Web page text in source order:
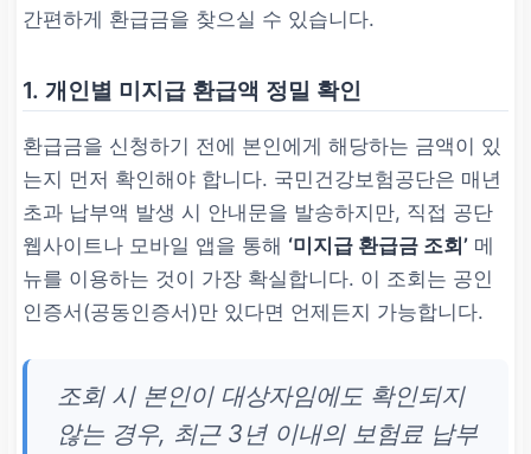
간편하게 환급금을 찾으실 수 있습니다.
1. 개인별 미지급 환급액 정밀 확인
환급금을 신청하기 전에 본인에게 해당하는 금액이 있
는지 먼저 확인해야 합니다. 국민건강보험공단은 매년
초과 납부액 발생 시 안내문을 발송하지만, 직접 공단
웹사이트나 모바일 앱을 통해 ‘미지급 환급금 조회’ 메
뉴를 이용하는 것이 가장 확실합니다. 이 조회는 공인
인증서(공동인증서)만 있다면 언제든지 가능합니다.
조회 시 본인이 대상자임에도 확인되지
않는 경우, 최근 3년 이내의 보험료 납부